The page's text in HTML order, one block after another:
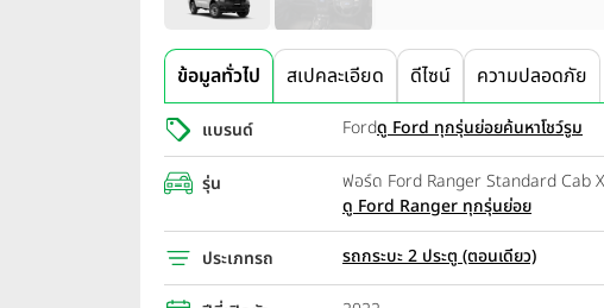
ข้อมูลทั่วไป สเปคละเอียด ดีไซน์ ความปลอดภัย
แบรนด์ Fordดู Ford ทุกรุ่นย่อยค้นหาโชว์รูม
รุ่น
ฟอร์ด Ford Ranger Standard Cab
ดู Ford Ranger ทุกรุ่นย่อย
ประเภทรถ รถกระบะ 2 ประตู (ตอนเดียว)